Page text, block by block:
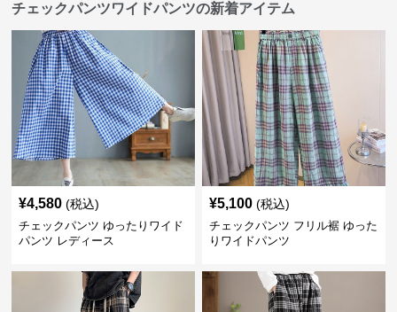
チェックパンツワイドパンツの新着アイテム
¥4,580 (税込)
チェックパンツ ゆったりワイド
パンツ レディース
¥5,100 (税込)
チェックパンツ フリル裾 ゆった
りワイドパンツ